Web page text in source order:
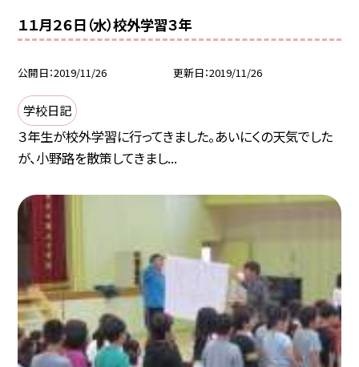
１１月２６日（水）校外学習３年
公開日 2019/11/26 更新日 2019/11/26
学校日記
３年生が校外学習に行ってきました。あいにくの天気でした
が、小野路を散策してきまし...